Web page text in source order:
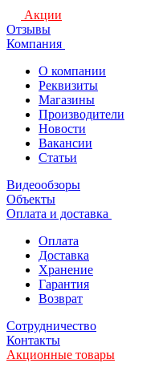
Акции
Отзывы
Компания
О компании
Реквизиты
Магазины
Производители
Новости
Вакансии
Статьи
Видеообзоры
Объекты
Оплата и доставка
Оплата
Доставка
Хранение
Гарантия
Возврат
Сотрудничество
Контакты
Акционные товары